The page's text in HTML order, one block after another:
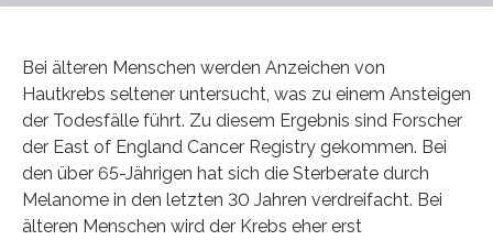
Bei älteren Menschen werden Anzeichen von
Hautkrebs seltener untersucht, was zu einem Ansteigen
der Todesfälle führt. Zu diesem Ergebnis sind Forscher
der East of England Cancer Registry gekommen. Bei
den über 65-Jährigen hat sich die Sterberate durch
Melanome in den letzten 30 Jahren verdreifacht. Bei
älteren Menschen wird der Krebs eher erst